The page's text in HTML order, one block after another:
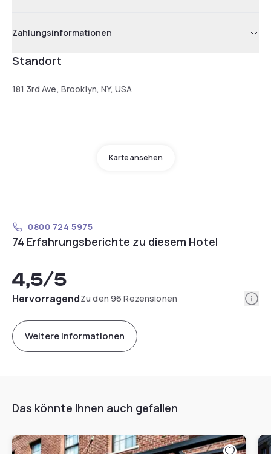
Zahlungsinformationen
Standort
181 3rd Ave, Brooklyn, NY, USA
Karte ansehen
0800 724 5975
74 Erfahrungsberichte zu diesem Hotel
4,5/5
HervorragendZu den 96 Rezensionen
Weitere Informationen
Das könnte Ihnen auch gefallen